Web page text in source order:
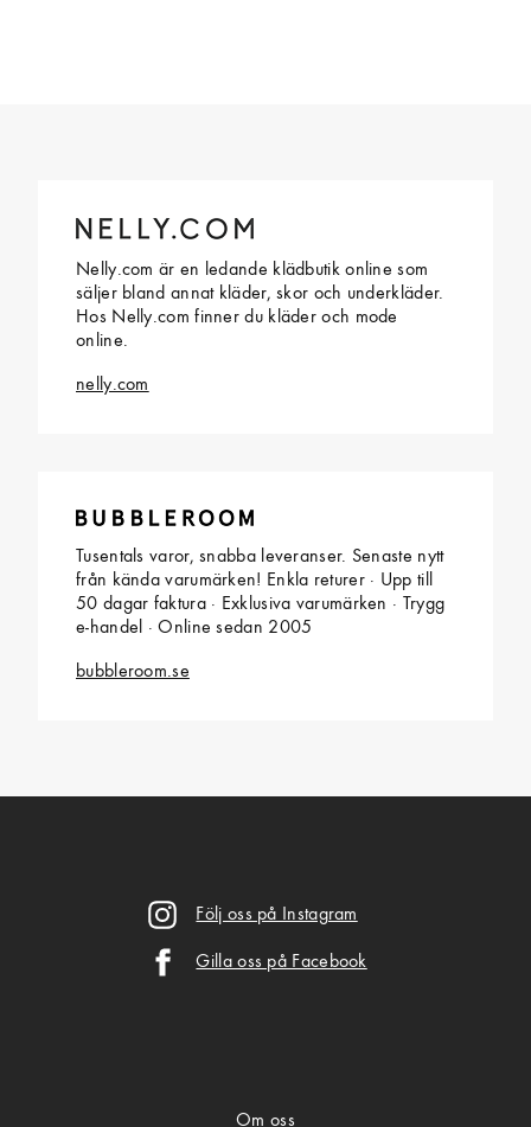
Nelly.com är en ledande klädbutik online som
säljer bland annat kläder, skor och underkläder.
Hos Nelly.com finner du kläder och mode
online.
nelly.com
Tusentals varor, snabba leveranser. Senaste nytt
från kända varumärken! Enkla returer · Upp till
50 dagar faktura · Exklusiva varumärken · Trygg
e-handel · Online sedan 2005
bubbleroom.se
Följ oss på Instagram
Gilla oss på Facebook
Om oss